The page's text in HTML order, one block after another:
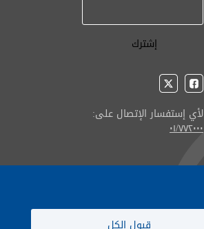
لأي إستفسار الإتصال على:
٠١/٧٧٢٠٠٠
قبول الكل